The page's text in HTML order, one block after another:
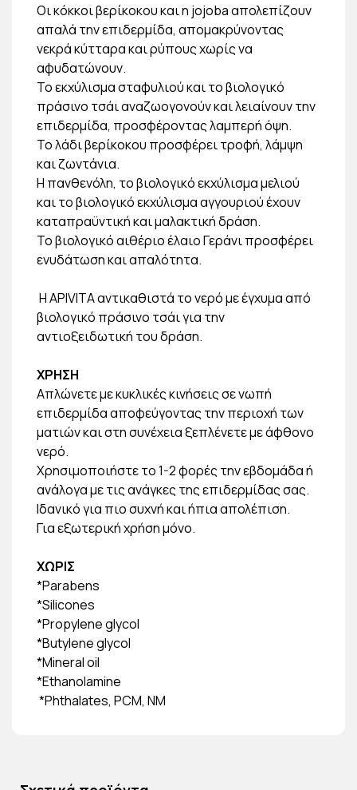
Οι κόκκοι βερίκοκου και η jojoba απολεπίζουν
απαλά την επιδερμίδα, απομακρύνοντας
νεκρά κύτταρα και ρύπους χωρίς να
αφυδατώνουν.
Το εκχύλισμα σταφυλιού και το βιολογικό
πράσινο τσάι αναζωογονούν και λειαίνουν την
επιδερμίδα, προσφέροντας λαμπερή όψη.
Το λάδι βερίκοκου προσφέρει τροφή, λάμψη
και ζωντάνια.
Η πανθενόλη, το βιολογικό εκχύλισμα μελιού
και το βιολογικό εκχύλισμα αγγουριού έχουν
καταπραϋντική και μαλακτική δράση.
Το βιολογικό αιθέριο έλαιο Γεράνι προσφέρει
ενυδάτωση και απαλότητα.
Η APIVITA αντικαθιστά το νερό με έγχυμα από
βιολογικό πράσινο τσάι για την
αντιοξειδωτική του δράση.
ΧΡΗΣΗ
Απλώνετε με κυκλικές κινήσεις σε νωπή
επιδερμίδα αποφεύγοντας την περιοχή των
ματιών και στη συνέχεια ξεπλένετε με άφθονο
νερό.
Χρησιμοποιήστε το 1-2 φορές την εβδομάδα ή
ανάλογα με τις ανάγκες της επιδερμίδας σας.
Ιδανικό για πιο συχνή και ήπια απολέπιση.
Για εξωτερική χρήση μόνο.
ΧΩΡΙΣ
*Parabens
*Silicones
*Propylene glycol
*Butylene glycol
*Mineral oil
*Ethanolamine
*Phthalates, PCM, NM